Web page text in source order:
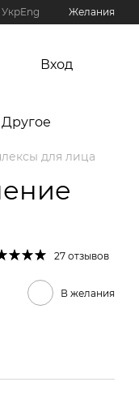
УкрEng Желания
Вход
Другое
для лица
27 отзывов
В желания